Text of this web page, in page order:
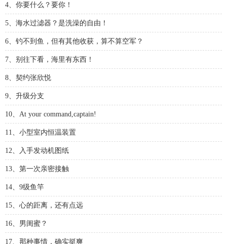
4、你要什么？要你！
5、海水过滤器？是洗澡的自由！
6、钓不到鱼，但有其他收获，算不算空军？
7、别往下看，海里有东西！
8、契约张欣悦
9、升级分支
10、At your command,captain!
11、小型室内恒温装置
12、入手发动机图纸
13、第一次亲密接触
14、9级鱼竿
15、心的距离，还有点远
16、男闺蜜？
17、那种事情，确实挺爽